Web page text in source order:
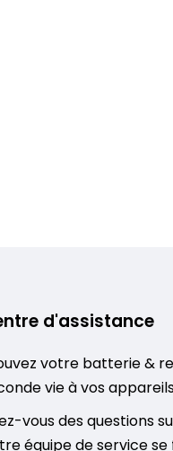
d'assistance
votre batterie &
vie à vos
vous des questions
équipe de service